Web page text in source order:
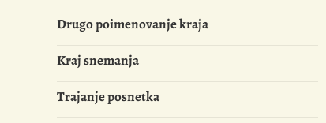
Drugo poimenovanje kraja
Kraj snemanja
Trajanje posnetka